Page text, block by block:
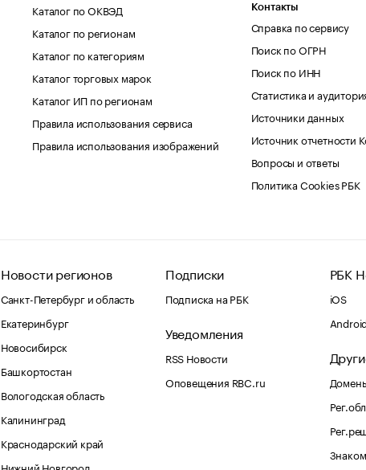
Каталог по ОКВЭД
Каталог по регионам
Каталог по категориям
Каталог торговых марок
Каталог ИП по регионам
Правила использования сервиса
Правила использования изображений
Контакты
Справка по сервису
Поиск по ОГРН
Поиск по ИНН
Статистика и
Источники данных
Источник отчетности
Вопросы и ответы
Политика Cookies РБК
Новости регионов
Санкт-Петербург и область
Екатеринбург
Новосибирск
Башкортостан
Вологодская область
Калининград
Краснодарский край
Нижний Новгород
Подписки
Подписка на РБК
Уведомления
RSS Новости
Оповещения RBC.ru
РБК
iOS